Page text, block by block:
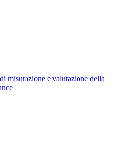
misurazione e valutazione della